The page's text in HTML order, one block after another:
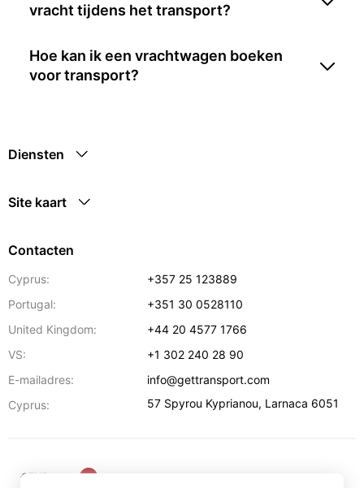
vracht tijdens het transport?
Hoe kan ik een vrachtwagen boeken
voor transport?
Diensten
Site kaart
Contacten
Cyprus:
+357 25 123889
Portugal:
+351 30 0528110
United Kingdom:
+44 20 4577 1766
VS:
+1 302 240 28 90
E-mailadres:
info@gettransport.com
Cyprus:
57 Spyrou Kyprianou, Larnaca 6051
€EUR